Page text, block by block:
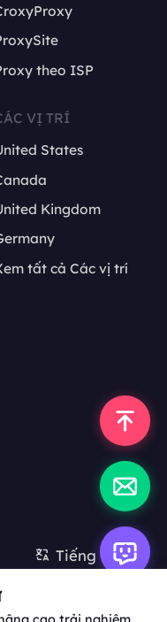
theo ISP
VỊ TRÍ
States
Kingdom
tất cả Các vị trí
Tiếng Việt